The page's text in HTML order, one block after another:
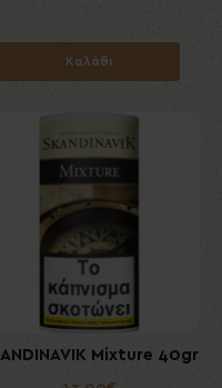
Καλάθι
Mixture 40gr